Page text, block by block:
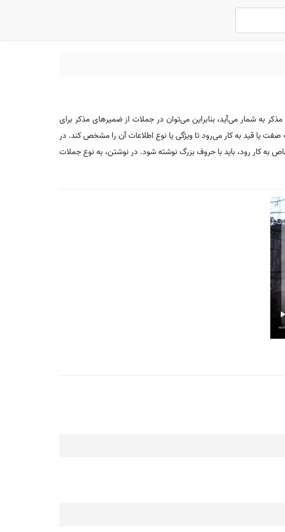
به شمار می‌آید، بنابراین می‌توان در جملات از ضمیرهای مذکر برای
یا قید به کار می‌رود تا ویژگی یا نوع اطلاعات آن را مشخص کند. در
به کار رود، باید با حروف بزرگ نوشته شود. در نوشتن، به نوع جملات